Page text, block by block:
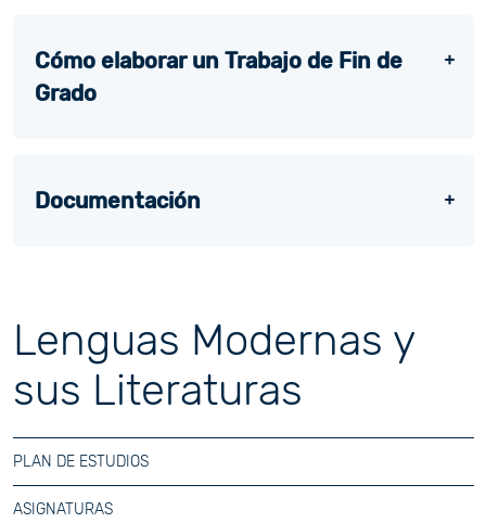
Cómo elaborar un Trabajo de Fin de
Grado
Documentación
Lenguas Modernas y
sus Literaturas
PLAN DE ESTUDIOS
ASIGNATURAS